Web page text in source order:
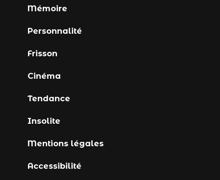
Mémoire
Personnalité
Frisson
Cinéma
Tendance
Insolite
Mentions légales
Accessibilité